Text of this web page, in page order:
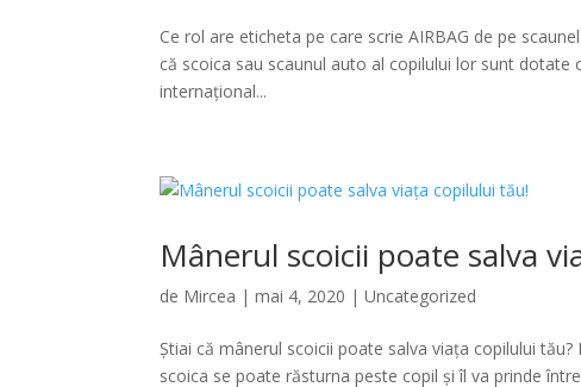
Ce rol are eticheta pe care scrie AIRBAG de pe
că scoica sau scaunul auto al copilului lor sunt
internațional...
Mânerul scoicii poate salva
de Mircea |mai 4, 2020 |Uncategorized
Știai că mânerul scoicii poate salva viața copilului
scoica se poate răsturna peste copil și îl va prinde